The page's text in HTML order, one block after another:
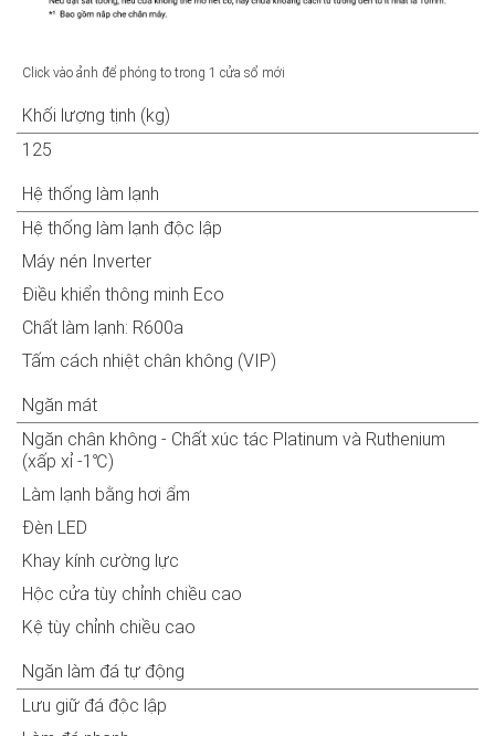
Click vào ảnh để phóng to trong 1 cửa sổ mới
Khối lượng tịnh (kg)
125
Hệ thống làm lạnh
Hệ thống làm lạnh độc lập
Máy nén Inverter
Điều khiển thông minh Eco
Chất làm lạnh: R600a
Tấm cách nhiệt chân không (VIP)
Ngăn mát
Ngăn chân không - Chất xúc tác Platinum và Ruthenium
(xấp xỉ -1℃)
Làm lạnh bằng hơi ẩm
Đèn LED
Khay kính cường lực
Hộc cửa tùy chỉnh chiều cao
Kệ tùy chỉnh chiều cao
Ngăn làm đá tự động
Lưu giữ đá độc lập